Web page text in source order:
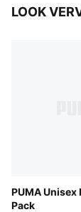
LOOK
PUMA Unisex
Pack